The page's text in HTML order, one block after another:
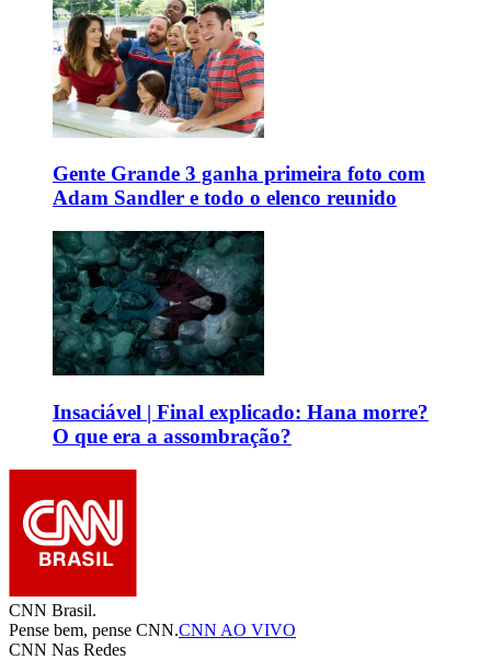
Gente Grande 3 ganha primeira foto com
Adam Sandler e todo o elenco reunido
Insaciável | Final explicado: Hana morre?
O que era a assombração?
CNN Brasil.
Pense bem, pense CNN.CNN AO VIVO
CNN Nas Redes